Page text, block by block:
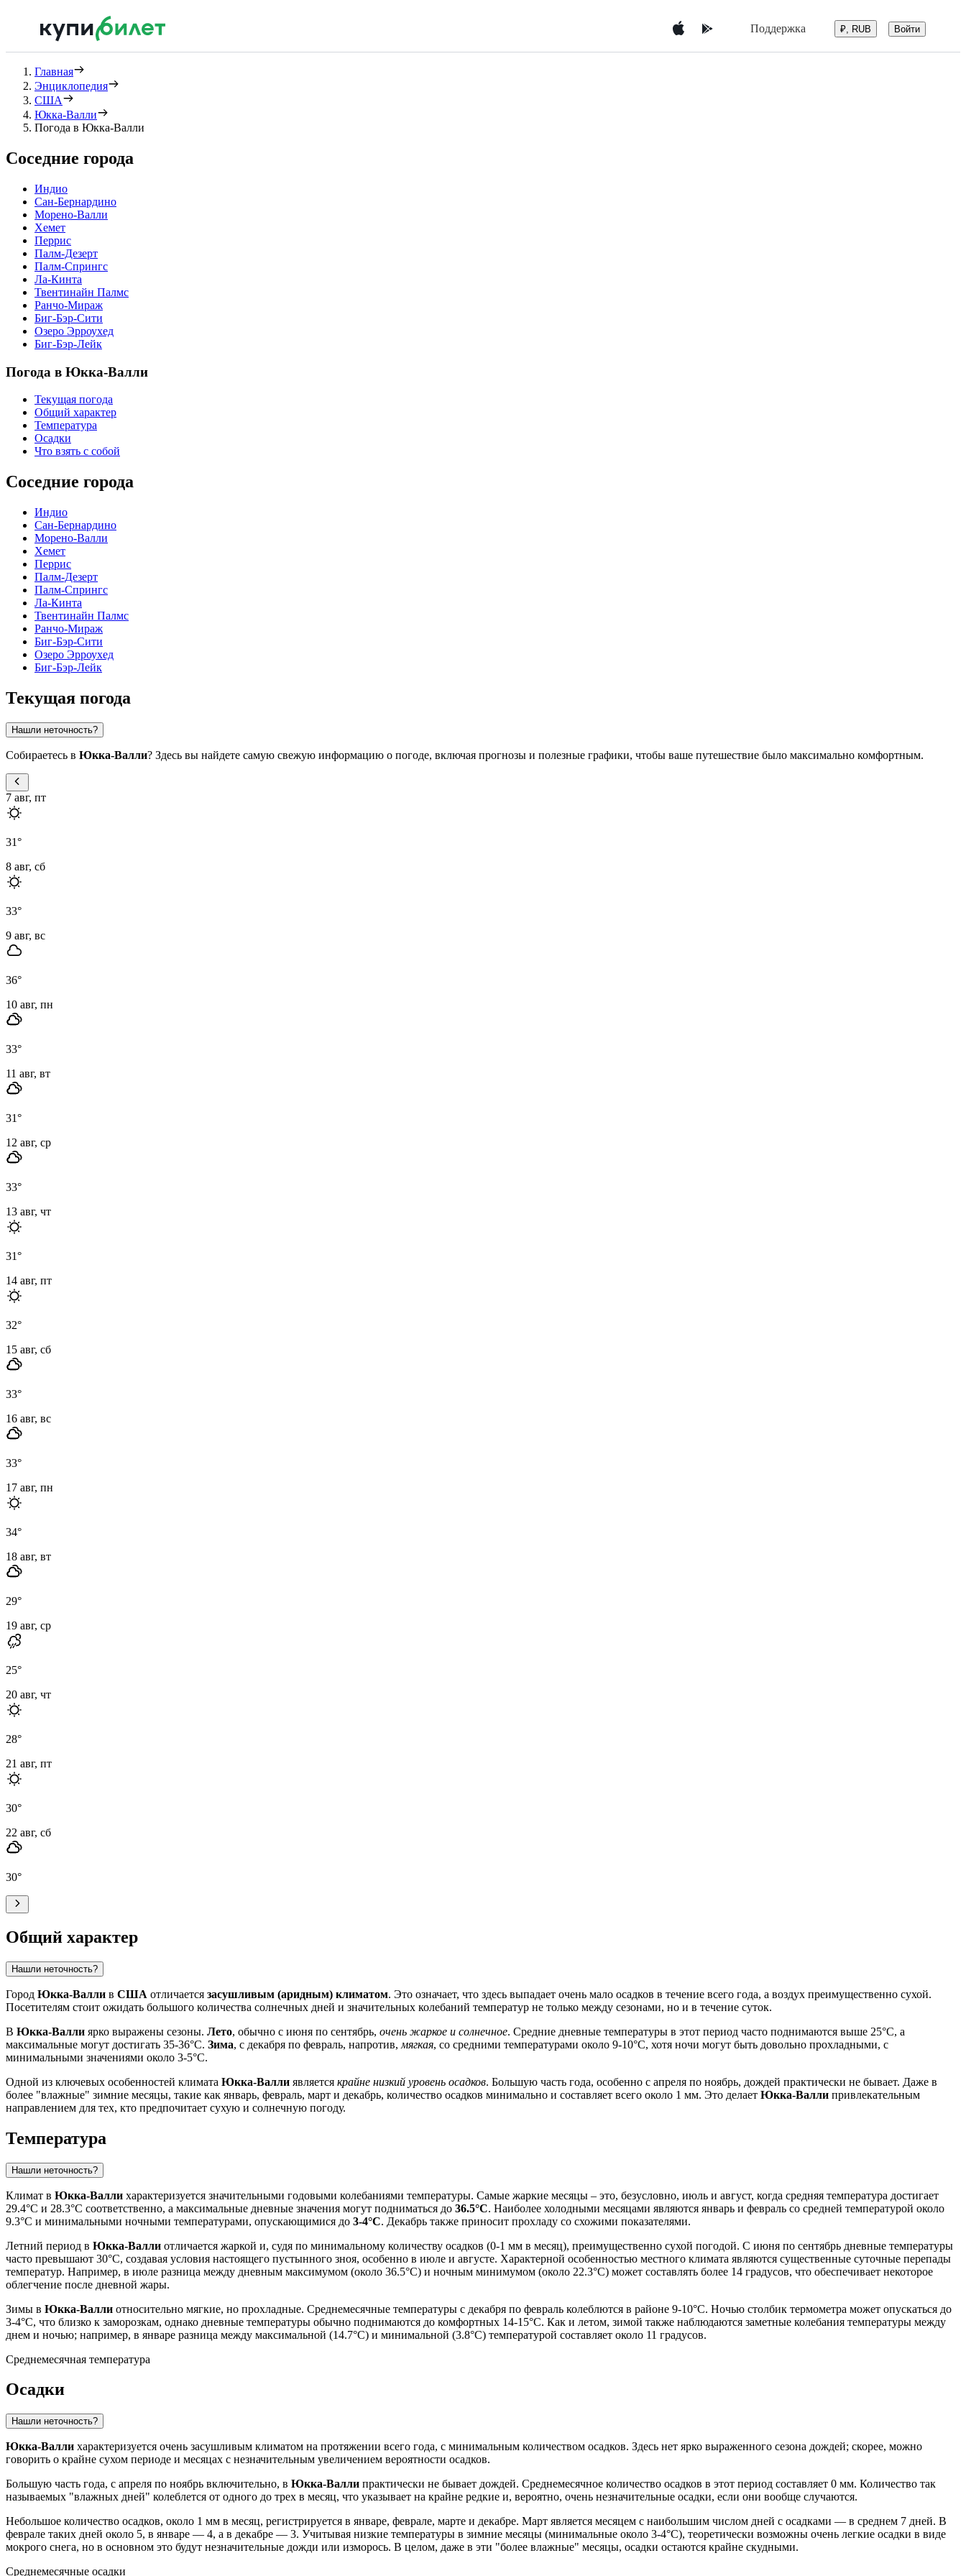
Поддержка ₽, RUB Войти
Главная
Энциклопедия
США
Юкка-Валли
Погода в Юкка-Валли
Соседние города
Индио
Сан-Бернардино
Морено-Валли
Хемет
Перрис
Палм-Дезерт
Палм-Спрингс
Ла-Кинта
Твентинайн Палмс
Ранчо-Мираж
Биг-Бэр-Сити
Озеро Эрроухед
Биг-Бэр-Лейк
Погода в Юкка-Валли
Текущая погода
Общий характер
Температура
Осадки
Что взять с собой
Соседние города
Индио
Сан-Бернардино
Морено-Валли
Хемет
Перрис
Палм-Дезерт
Палм-Спрингс
Ла-Кинта
Твентинайн Палмс
Ранчо-Мираж
Биг-Бэр-Сити
Озеро Эрроухед
Биг-Бэр-Лейк
Текущая погода
Нашли неточность?
Собираетесь в Юкка-Валли? Здесь вы найдете самую свежую информацию о погоде, включая прогнозы и полезные графики, чтобы ваше путешествие было максимально комфортным.
7 авг, пт
31°
8 авг, сб
33°
9 авг, вс
36°
10 авг, пн
33°
11 авг, вт
31°
12 авг, ср
33°
13 авг, чт
31°
14 авг, пт
32°
15 авг, сб
33°
16 авг, вс
33°
17 авг, пн
34°
18 авг, вт
29°
19 авг, ср
25°
20 авг, чт
28°
21 авг, пт
30°
22 авг, сб
30°
Общий характер
Нашли неточность?
Город Юкка-Валли в США отличается засушливым (аридным) климатом. Это означает, что здесь выпадает очень мало осадков в течение всего года, а воздух преимущественно сухой.
Посетителям стоит ожидать большого количества солнечных дней и значительных колебаний температур не только между сезонами, но и в течение суток.
В Юкка-Валли ярко выражены сезоны. Лето, обычно с июня по сентябрь, очень жаркое и солнечное. Средние дневные температуры в этот период часто поднимаются выше 25°C, а
максимальные могут достигать 35-36°C. Зима, с декабря по февраль, напротив, мягкая, со средними температурами около 9-10°C, хотя ночи могут быть довольно прохладными, с
минимальными значениями около 3-5°C.
Одной из ключевых особенностей климата Юкка-Валли является крайне низкий уровень осадков. Большую часть года, особенно с апреля по ноябрь, дождей практически не бывает. Даже в
более "влажные" зимние месяцы, такие как январь, февраль, март и декабрь, количество осадков минимально и составляет всего около 1 мм. Это делает Юкка-Валли привлекательным
направлением для тех, кто предпочитает сухую и солнечную погоду.
Температура
Нашли неточность?
Климат в Юкка-Валли характеризуется значительными годовыми колебаниями температуры. Самые жаркие месяцы – это, безусловно, июль и август, когда средняя температура достигает
29.4°C и 28.3°C соответственно, а максимальные дневные значения могут подниматься до 36.5°C. Наиболее холодными месяцами являются январь и февраль со средней температурой около
9.3°C и минимальными ночными температурами, опускающимися до 3-4°C. Декабрь также приносит прохладу со схожими показателями.
Летний период в Юкка-Валли отличается жаркой и, судя по минимальному количеству осадков (0-1 мм в месяц), преимущественно сухой погодой. С июня по сентябрь дневные температуры
часто превышают 30°C, создавая условия настоящего пустынного зноя, особенно в июле и августе. Характерной особенностью местного климата являются существенные суточные перепады
температур. Например, в июле разница между дневным максимумом (около 36.5°C) и ночным минимумом (около 22.3°C) может составлять более 14 градусов, что обеспечивает некоторое
облегчение после дневной жары.
Зимы в Юкка-Валли относительно мягкие, но прохладные. Среднемесячные температуры с декабря по февраль колеблются в районе 9-10°C. Ночью столбик термометра может опускаться до
3-4°C, что близко к заморозкам, однако дневные температуры обычно поднимаются до комфортных 14-15°C. Как и летом, зимой также наблюдаются заметные колебания температуры между
днем и ночью; например, в январе разница между максимальной (14.7°C) и минимальной (3.8°C) температурой составляет около 11 градусов.
Среднемесячная температура
Осадки
Нашли неточность?
Юкка-Валли характеризуется очень засушливым климатом на протяжении всего года, с минимальным количеством осадков. Здесь нет ярко выраженного сезона дождей; скорее, можно
говорить о крайне сухом периоде и месяцах с незначительным увеличением вероятности осадков.
Большую часть года, с апреля по ноябрь включительно, в Юкка-Валли практически не бывает дождей. Среднемесячное количество осадков в этот период составляет 0 мм. Количество так
называемых "влажных дней" колеблется от одного до трех в месяц, что указывает на крайне редкие и, вероятно, очень незначительные осадки, если они вообще случаются.
Небольшое количество осадков, около 1 мм в месяц, регистрируется в январе, феврале, марте и декабре. Март является месяцем с наибольшим числом дней с осадками — в среднем 7 дней. В
феврале таких дней около 5, в январе — 4, а в декабре — 3. Учитывая низкие температуры в зимние месяцы (минимальные около 3-4°C), теоретически возможны очень легкие осадки в виде
мокрого снега, но в основном это будут незначительные дожди или изморось. В целом, даже в эти "более влажные" месяцы, осадки остаются крайне скудными.
Среднемесячные осадки